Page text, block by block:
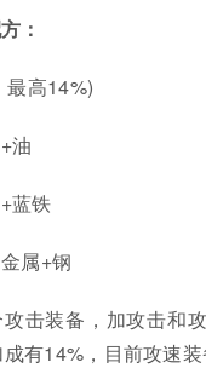
：
最高14%)
油
蓝铁
属+钢
击装备，加攻击和
有14%，目前攻速装